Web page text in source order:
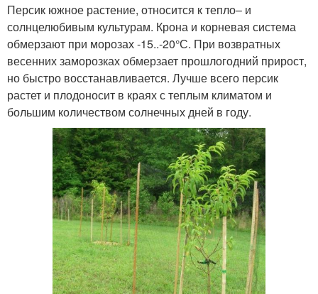
Персик южное растение, относится к тепло– и
солнцелюбивым культурам. Крона и корневая система
обмерзают при морозах -15..-20°С. При возвратных
весенних заморозках обмерзает прошлогодний прирост,
но быстро восстанавливается. Лучше всего персик
растет и плодоносит в краях с теплым климатом и
большим количеством солнечных дней в году.